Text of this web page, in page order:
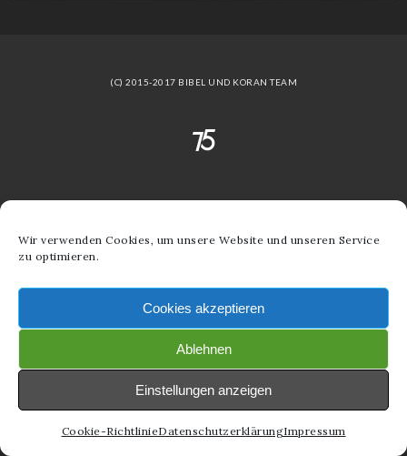
Wir verwenden Cookies, um unsere Website und unseren Service
zu optimieren.
Cookies akzeptieren
Ablehnen
Einstellungen anzeigen
Cookie-RichtlinieDatenschutzerklärungImpressum
(C) 2015-2017 BIBEL UND KORAN TEAM